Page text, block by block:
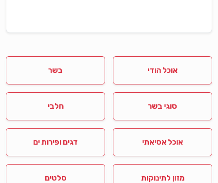
אוכל הודי בשר
סוגי בשר חלבי
אוכל אסיאתי דגים ופירות ים
מזון לתינוקות סלטים